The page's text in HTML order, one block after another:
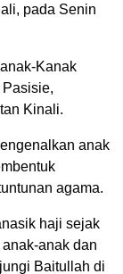
pada Senin
Kanak
Kinali.
anak
agama.
haji sejak
anak dan
Baitullah di